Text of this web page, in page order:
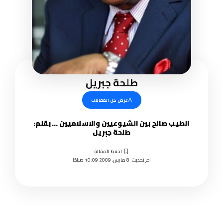
طلحة جبريل
عرض كل المقالات
الطيب صالح بين الشيوعيين والاسلاميين … بقلم:
طلحة جبريل
اخر تحديث: 8 مارس, 2009 10:09 صباحًا